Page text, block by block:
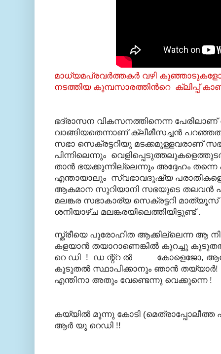
മാധ്യമപ്രവര്‍ത്തകര്‍ വഴി
നടത്തിയ കുമ്പസാരത്തിന്‍റെ ക്ലിപ്പ്
ഭദ്രാസന വികസനത്തിനെന്ന പേരിലാണ്
വാങ്ങിയതെന്നാണ് ക്ലീമീസച്ചന്‍
സഭാ സെക്രട്ടറിയു മടക്കമുള്ളവരാണ്
പിന്നിലെന്നും
താന്‍ ഭയക്കുന്നില്ലെന്നും അദ്ദേഹം തന്നെ
എന്തായാലും സ്വഭാവദൂഷ്യ
ആകമാന സുറിയാനി സഭയുടെ തലവന്‍
മലങ്കര സഭാകാര്യ സെക്രട്ടറി മാത്യൂസ്
ശനിയാഴ്ച മലങ്കരയിലെത്തിയിട്ടുണ്ട് .
സ്ത്രീയെ പുരോഹിത ആക്കില്ലെന്ന ആ
കളയാന്‍ തയാറാണെങ്കില്‍ കുറച്ചു
റെ ഡി ! ഡ ന്റ്റ ല്‍ കോളെജോ,
കൂടുതല്‍ സ്ഥാപിക്കാനും ഞാന്‍ തയ്യാര്‍!
എന്തിനാ അതും വേണ്ടെന്നു വെക്കുന്നെ !
കയ്യില്‍ മൂന്നു കോടി (മെത്രാപ്പോലീത്ത
ആര്‍ യു റെഡി !!